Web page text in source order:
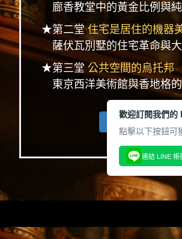
廊香教堂中的黃金比例與
★第二堂住宅是居住的機器
薩伏瓦別墅的住宅革命與
★第三堂公共空間的烏托邦
東京西洋美術館與香地格
查看完整系列
歡迎訂閱我們的
點擊以下按鈕可
連結 LINE 帳